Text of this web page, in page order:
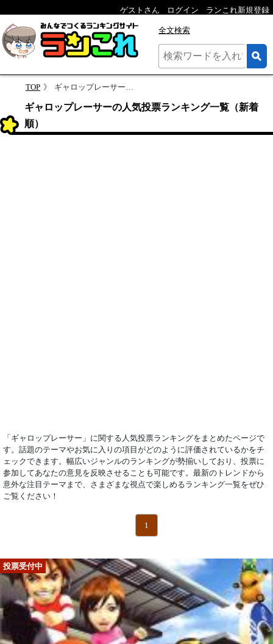
ゲストさん ログイン ランこれ新規登録
全文検索
TOP ギャロップレーサーのランキング
ギャロップレーサーの人気投票ランキング一覧（新着
順）
「ギャロップレーサー」に関する人気投票ランキングをまとめたページで
す。話題のテーマやお気に入りの項目がどのように評価されているかをチ
ェックできます。幅広いジャンルのランキングが勢揃いしており、投票に
参加してあなたの意見を反映させることも可能です。最新のトレンドから
意外な注目テーマまで、さまざまな視点で楽しめるランキング一覧をぜひ
ご覧ください！
1